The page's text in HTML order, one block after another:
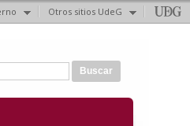
Otros sitios UdeG
de búsqueda